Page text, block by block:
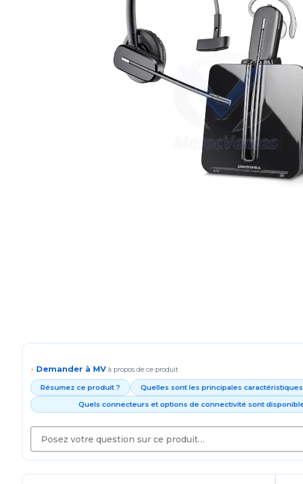
⚡ Demander à MV à propos de ce produit
Résumez ce produit ?
Quelles sont les principales
Quels connecteurs et options de connectivité sont